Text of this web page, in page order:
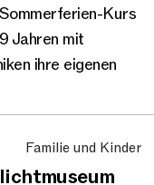
Kurs
Jahren mit
ihre eigenen
Familie und Kinder